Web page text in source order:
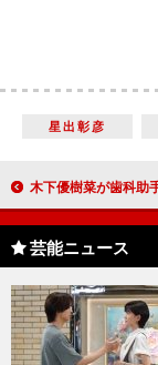
星出彰彦
木下優樹菜が歯科助手試験、合格 「おバカ
芸能ニュース